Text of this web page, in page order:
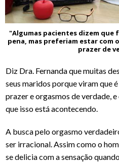
"Algumas pacientes dizem que
pena, mas preferiam estar com
prazer de
Diz Dra. Fernanda que muitas
seus maridos porque viram que
prazer e orgasmos de verdade,
que isso está acontecendo.
A busca pelo orgasmo
ser irracional. Assim como o
se delicia com a sensação